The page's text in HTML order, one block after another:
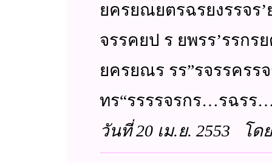
ยครยณยตรฉรยงรรจร
จรรคยป ร ยพรร’รรกร
ยครยณร รร”รจรรคร
ทร“รรรรจรกร…รฉรร
วันที่ 20 เม.ย. 2553 โดย